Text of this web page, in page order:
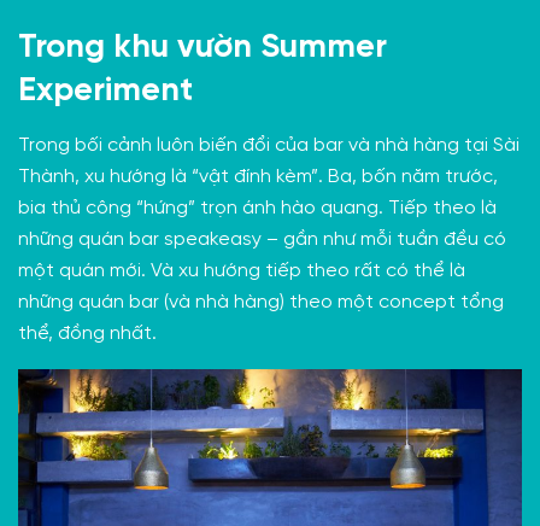
Trong khu vườn Summer
Experiment
Trong bối cảnh luôn biến đổi của bar và nhà hàng tại Sài
Thành, xu hướng là “vật đính kèm”. Ba, bốn năm trước,
bia thủ công “hứng” trọn ánh hào quang. Tiếp theo là
những quán bar speakeasy – gần như mỗi tuần đều có
một quán mới. Và xu hướng tiếp theo rất có thể là
những quán bar (và nhà hàng) theo một concept tổng
thể, đồng nhất.